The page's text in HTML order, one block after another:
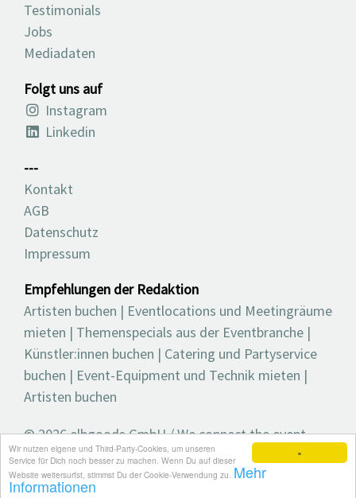
×
Wir nutzen eigene und Third-Party-Cookies, um unseren
Service für Dich noch besser zu machen. Wenn Du auf dieser
Website weitersurfst, stimmst Du der Cookie-Verwendung zu. Mehr
Informationen
Testimonials
Jobs
Mediadaten
Folgt uns auf
Instagram
Linkedin
---
Kontakt
AGB
Datenschutz
Impressum
Empfehlungen der Redaktion
Artisten buchen | Eventlocations und Meetingräume
mieten | Themenspecials aus der Eventbranche |
Künstler:innen buchen | Catering und Partyservice
buchen | Event-Equipment und Technik mieten |
Artisten buchen
© 2026 elbgoods GmbH / We connect the event
industry / Medienvielfalt für die Eventplanung /
Eventbranchenbuch, Blog, Magazin und mehr